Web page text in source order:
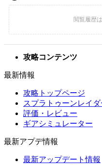
攻略コンテンツ
最新情報
攻略トップページ
スプラトゥーンレイ
評価・レビュー
ギアシミュレーター
最新アプデ情報
最新アップデート情報